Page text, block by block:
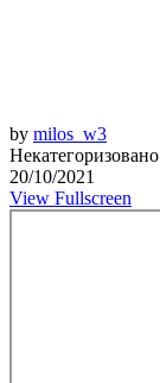
by milos_w3
Некатегоризовано
20/10/2021
View Fullscreen